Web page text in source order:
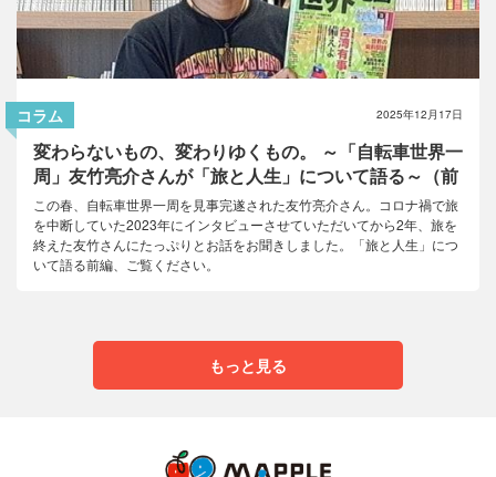
コラム 2025年12月17日
変わらないもの、変わりゆくもの。 ～「自転車世界一
周」友竹亮介さんが「旅と人生」について語る～（前
編）
この春、自転車世界一周を見事完遂された友竹亮介さん。コロナ禍で旅
を中断していた2023年にインタビューさせていただいてから2年、旅を
終えた友竹さんにたっぷりとお話をお聞きしました。「旅と人生」につ
いて語る前編、ご覧ください。
もっと見る